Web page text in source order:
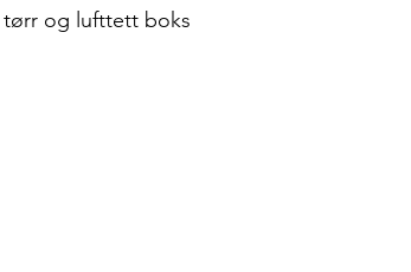
tørr og lufttett boks